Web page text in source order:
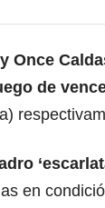
Once
de
en